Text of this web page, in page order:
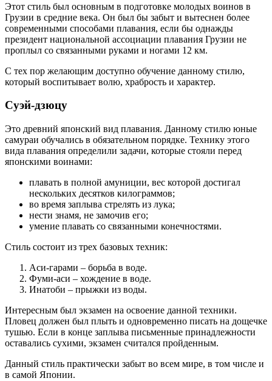
Этот стиль был основным в подготовке молодых воинов в
Грузии в средние века. Он был бы забыт и вытеснен более
современными способами плавания, если бы однажды
президент национальной ассоциации плавания Грузии не
проплыл со связанными руками и ногами 12 км.
С тех пор желающим доступно обучение данному стилю,
который воспитывает волю, храбрость и характер.
Суэй-дзюцу
Это древний японский вид плавания. Данному стилю юные
самураи обучались в обязательном порядке. Технику этого
вида плавания определили задачи, которые стояли перед
японскими воинами:
плавать в полной амуниции, вес которой достигал
нескольких десятков килограммов;
во время заплыва стрелять из лука;
нести знамя, не замочив его;
умение плавать со связанными конечностями.
Стиль состоит из трех базовых техник:
Аси-гарами – борьба в воде.
Фуми-аси – хождение в воде.
Инатоби – прыжки из воды.
Интересным был экзамен на освоение данной техники.
Пловец должен был плыть и одновременно писать на дощечке
тушью. Если в конце заплыва письменные принадлежности
оставались сухими, экзамен считался пройденным.
Данный стиль практически забыт во всем мире, в том числе и
в самой Японии.